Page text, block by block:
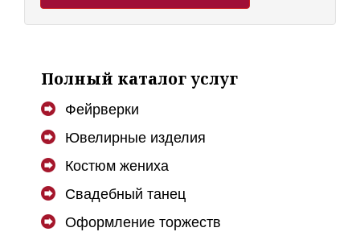
Полный каталог услуг
Фейрверки
Ювелирные изделия
Костюм жениха
Свадебный танец
Оформление торжеств